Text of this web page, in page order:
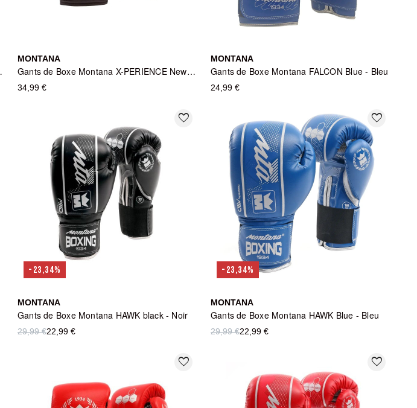
- Rouge
MONTANA
Gants de Boxe Montana X-PERIENCE NewCode - Noir
34,99 €
MONTANA
Gants de Boxe Montana FALCON Blue - Bleu
24,99 €
-23,34%
favorite_border
MONTANA
Gants de Boxe Montana HAWK black - Noir
29,99 €22,99 €
-23,34%
favorite_border
MONTANA
Gants de Boxe Montana HAWK Blue - Bleu
29,99 €22,99 €
favorite_border favorite_border